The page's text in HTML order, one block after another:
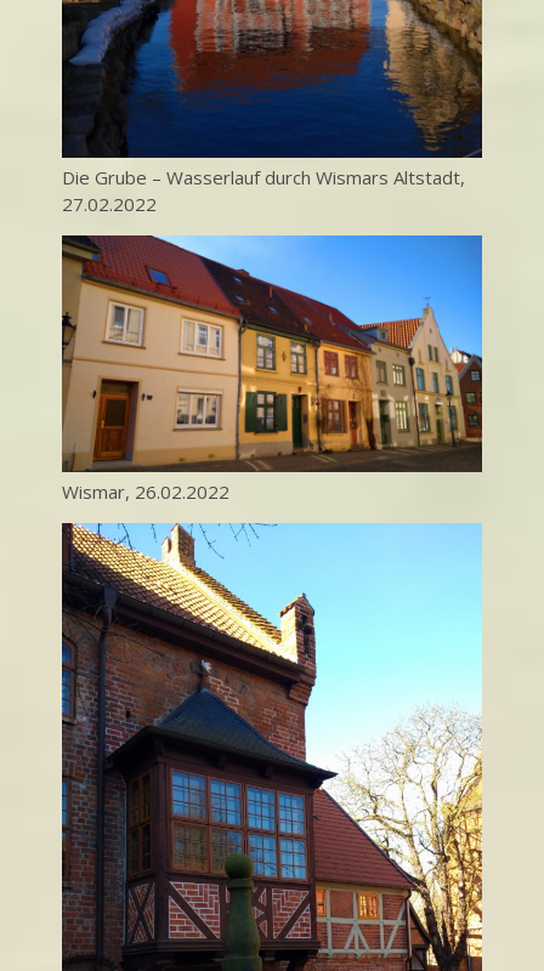
Die Grube – Wasserlauf durch Wismars Altstadt,
27.02.2022
Wismar, 26.02.2022